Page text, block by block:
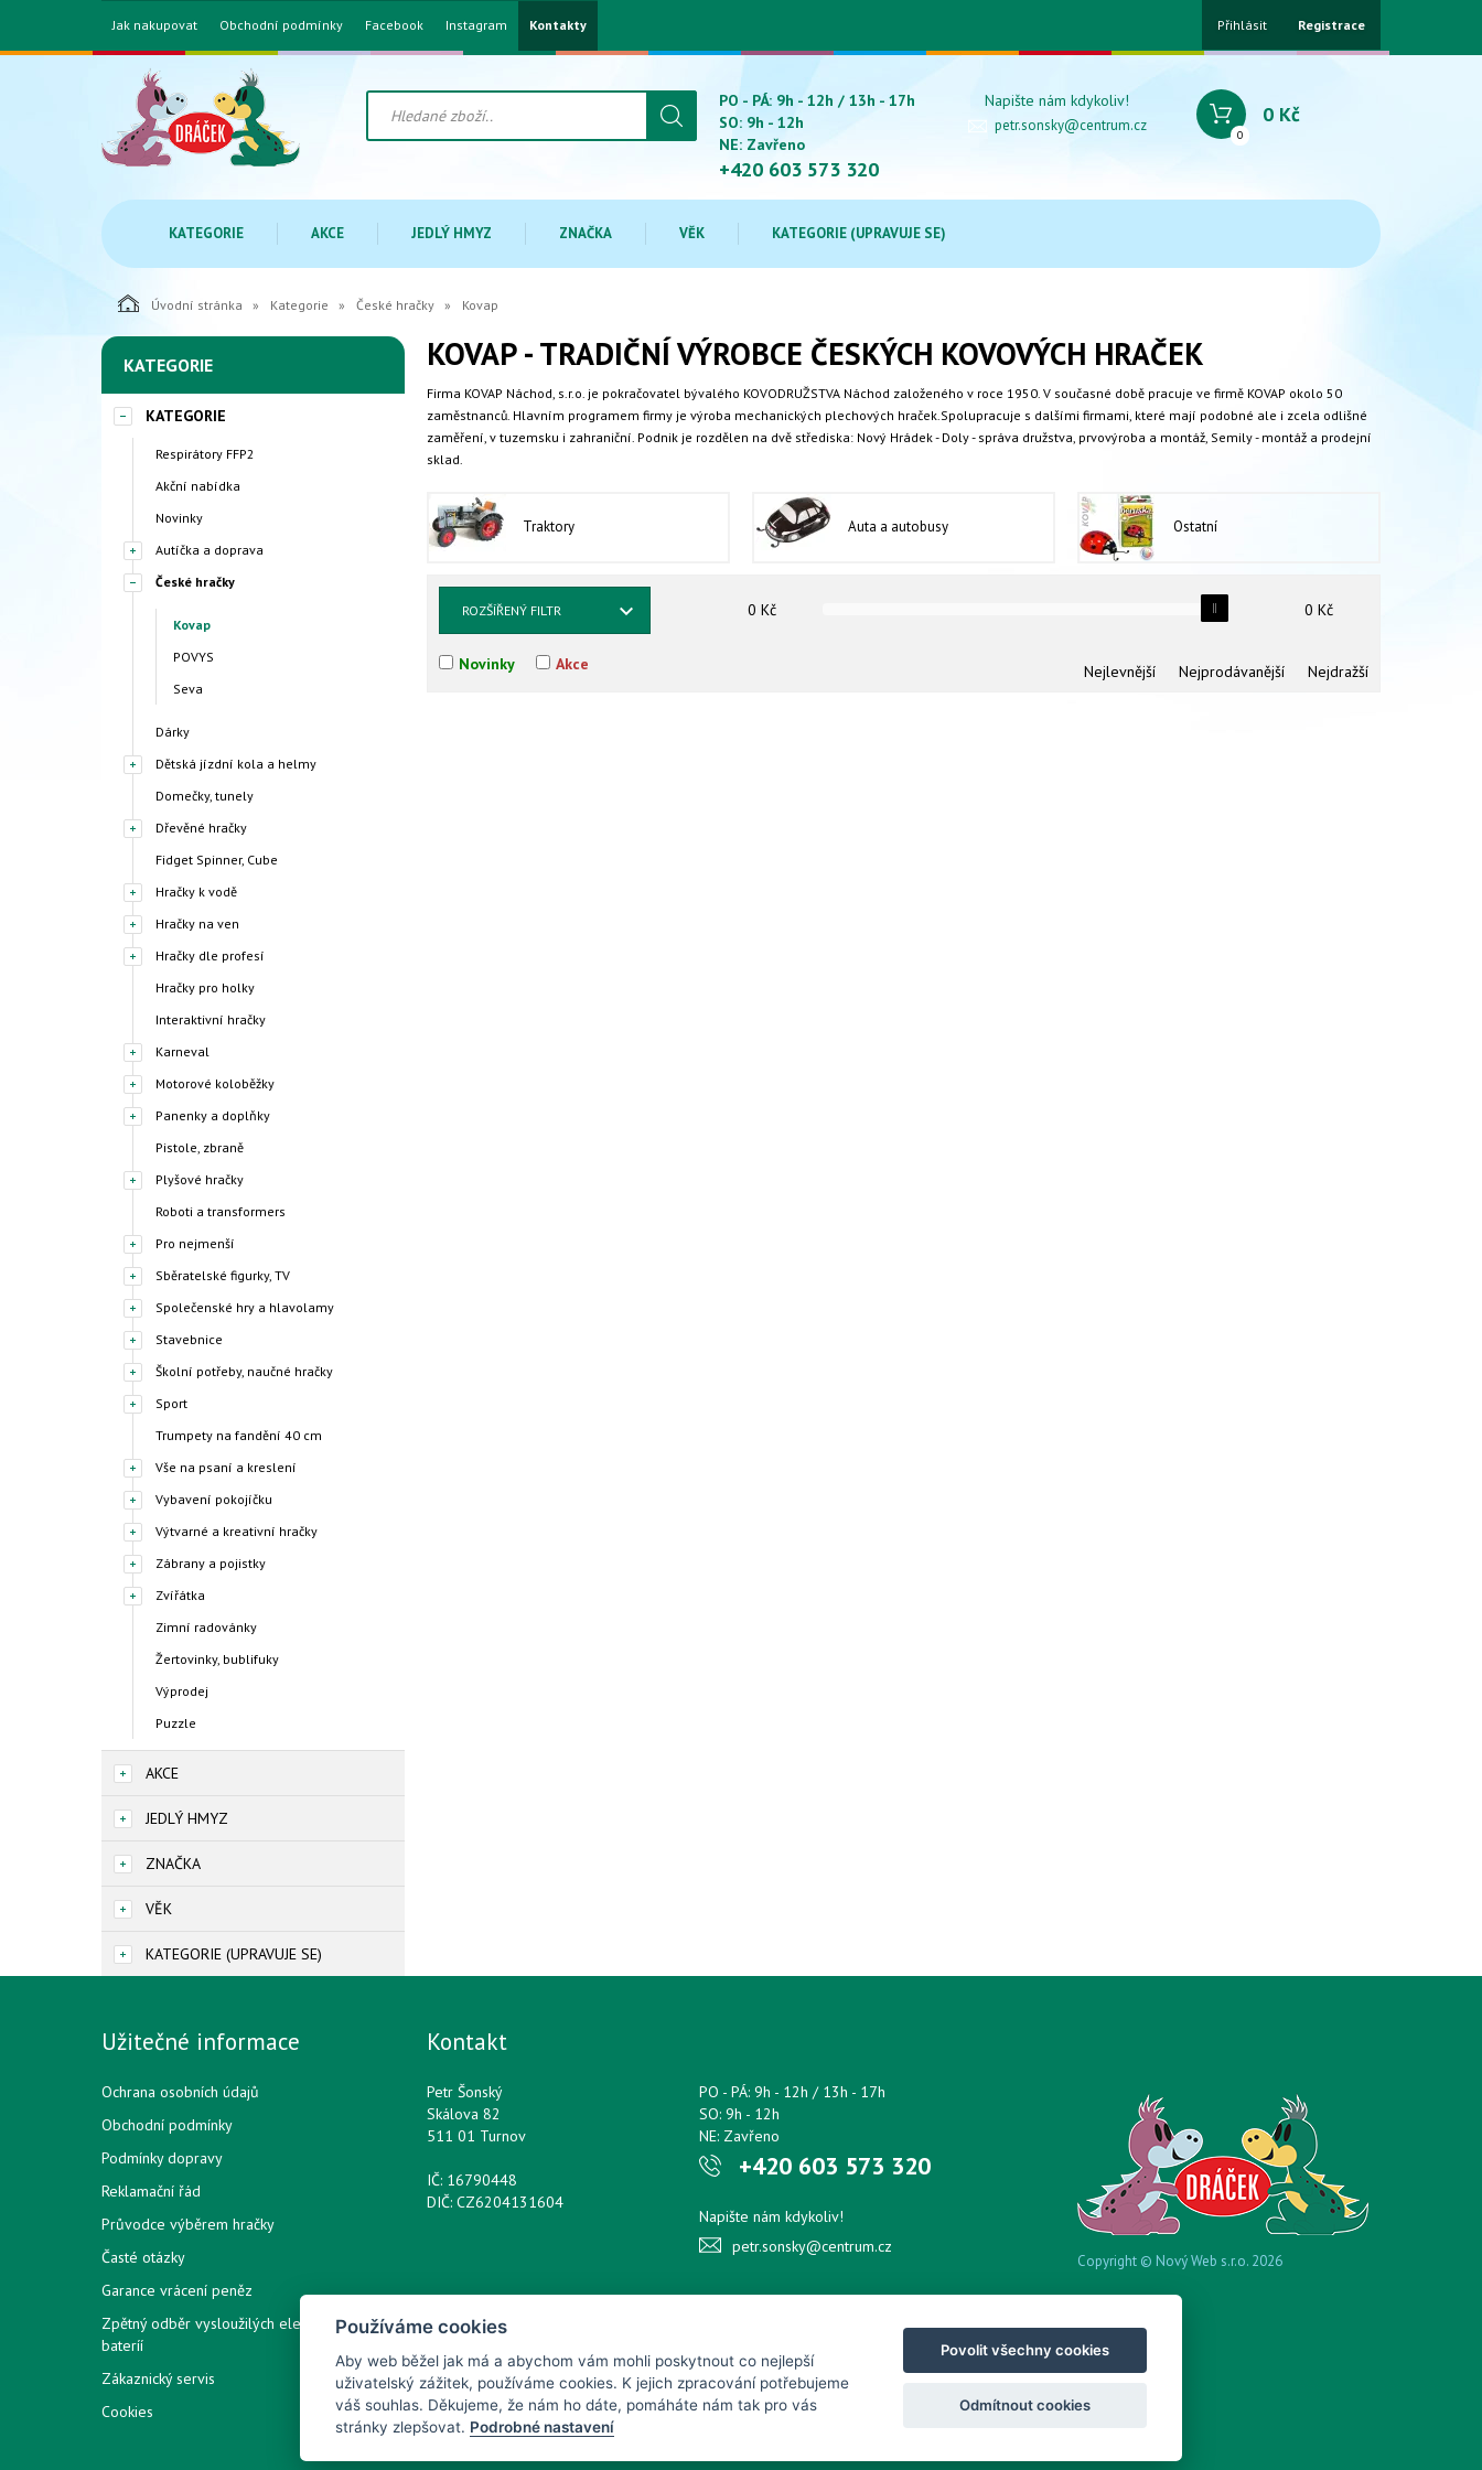
Jak nakupovat Obchodní podmínky Facebook Instagram Kontakty Přihlásit Registrace
PO - PÁ: 9h - 12h / 13h - 17h
SO: 9h - 12h
NE: Zavřeno
+420 603 573 320
Napište nám kdykoliv!
petr.sonsky@centrum.cz
0
0 Kč
KATEGORIE AKCE JEDLÝ HMYZ ZNAČKA VĚK KATEGORIE (UPRAVUJE SE)
Úvodní stránka Kategorie České hračky Kovap
KATEGORIE
KATEGORIE
Respirátory FFP2
Akční nabídka
Novinky
Autíčka a doprava
České hračky
Kovap
POVYS
Seva
Dárky
Dětská jízdní kola a helmy
Domečky, tunely
Dřevěné hračky
Fidget Spinner, Cube
Hračky k vodě
Hračky na ven
Hračky dle profesí
Hračky pro holky
Interaktivní hračky
Karneval
Motorové koloběžky
Panenky a doplňky
Pistole, zbraně
Plyšové hračky
Roboti a transformers
Pro nejmenší
Sběratelské figurky, TV
Společenské hry a hlavolamy
Stavebnice
Školní potřeby, naučné hračky
Sport
Trumpety na fandění 40 cm
Vše na psaní a kreslení
Vybavení pokojíčku
Výtvarné a kreativní hračky
Zábrany a pojistky
Zvířátka
Zimní radovánky
Žertovinky, bublifuky
Výprodej
Puzzle
AKCE
JEDLÝ HMYZ
ZNAČKA
VĚK
KATEGORIE (UPRAVUJE SE)
KOVAP - TRADIČNÍ VÝROBCE ČESKÝCH KOVOVÝCH HRAČEK
Firma KOVAP Náchod, s.r.o. je pokračovatel bývalého KOVODRUŽSTVA Náchod založeného v roce 1950. V současné době pracuje ve firmě KOVAP okolo 50
zaměstnanců. Hlavním programem firmy je výroba mechanických plechových hraček.Spolupracuje s dalšími firmami, které mají podobné ale i zcela odlišné
zaměření, v tuzemsku i zahraniční. Podnik je rozdělen na dvě střediska: Nový Hrádek - Doly - správa družstva, prvovýroba a montáž, Semily - montáž a prodejní
sklad.
Traktory Auta a autobusy Ostatní
ROZŠÍŘENÝ FILTR 0 Kč 0 Kč
Novinky Akce Nejlevnější Nejprodávanější Nejdražší
Užitečné informace
Ochrana osobních údajů
Obchodní podmínky
Podmínky dopravy
Reklamační řád
Průvodce výběrem hračky
Časté otázky
Garance vrácení peněz
Zpětný odběr vysloužilých elektrozařízení /
bateríí
Zákaznický servis
Cookies
Kontakt
Petr Šonský
Skálova 82
511 01 Turnov
IČ: 16790448
DIČ: CZ6204131604
PO - PÁ: 9h - 12h / 13h - 17h
SO: 9h - 12h
NE: Zavřeno
+420 603 573 320
Napište nám kdykoliv!
petr.sonsky@centrum.cz
Copyright © Nový Web s.r.o. 2026
Používáme cookies
Aby web běžel jak má a abychom vám mohli poskytnout co nejlepší
uživatelský zážitek, používáme cookies. K jejich zpracování potřebujeme
váš souhlas. Děkujeme, že nám ho dáte, pomáháte nám tak pro vás
stránky zlepšovat. Podrobné nastavení
Povolit všechny cookies
Odmítnout cookies